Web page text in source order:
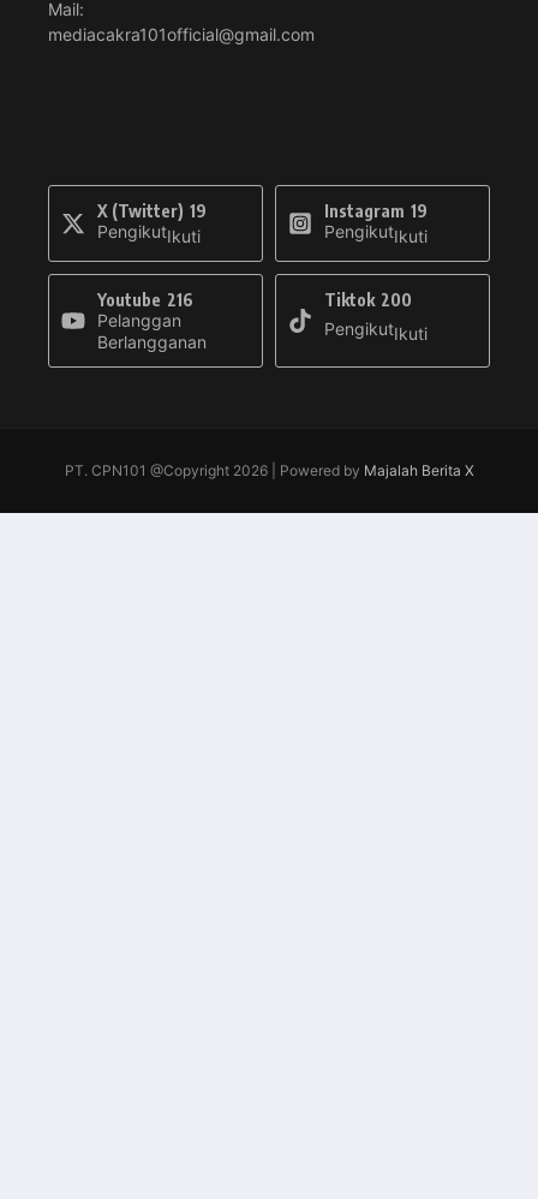
Mail:
mediacakra101official@gmail.com
X (Twitter) 19
PengikutIkuti
Instagram 19
PengikutIkuti
Youtube 216
Pelanggan
Berlangganan
Tiktok 200
PengikutIkuti
PT. CPN101 @Copyright 2026 | Powered by Majalah Berita X